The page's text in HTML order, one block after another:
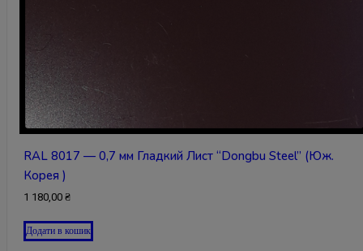
RAL 8017 — 0,7 мм Гладкий Лист “Dongbu Steel” (Юж.
Корея )
1 180,00₴
Додати в кошик